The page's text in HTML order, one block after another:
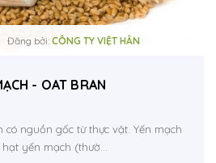
Đăng bởi: CÔNG TY VIỆT HÂN
YẾN MẠCH - OAT BRAN
có nguồn gốc từ thực vật. Yến mạch
yến mạch (thườ...